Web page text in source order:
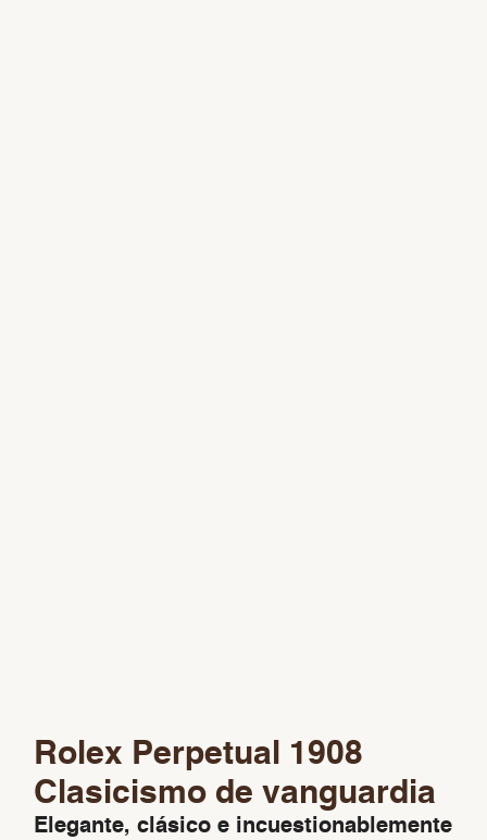
Rolex Perpetual 1908
Clasicismo de vanguardia
Elegante, clásico e incuestionablemente